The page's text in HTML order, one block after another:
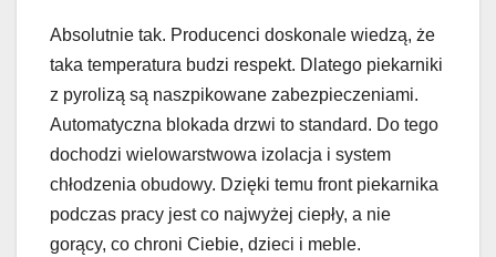
Absolutnie tak. Producenci doskonale wiedzą, że
taka temperatura budzi respekt. Dlatego piekarniki
z pyrolizą są naszpikowane zabezpieczeniami.
Automatyczna blokada drzwi to standard. Do tego
dochodzi wielowarstwowa izolacja i system
chłodzenia obudowy. Dzięki temu front piekarnika
podczas pracy jest co najwyżej ciepły, a nie
gorący, co chroni Ciebie, dzieci i meble.